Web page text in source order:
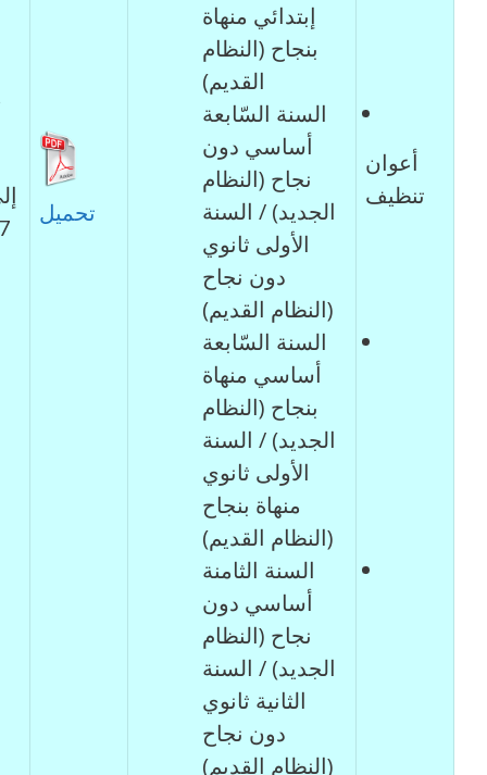
أعوان
تنظيف
إبتدائي منهاة
بنجاح (النظام
القديم)
السنة السّابعة
أساسي دون
نجاح (النظام
الجديد) / السنة
الأولى ثانوي
دون نجاح
(النظام القديم)
السنة السّابعة
أساسي منهاة
بنجاح (النظام
الجديد) / السنة
الأولى ثانوي
منهاة بنجاح
(النظام القديم)
السنة الثامنة
أساسي دون
نجاح (النظام
الجديد) / السنة
الثانية ثانوي
دون نجاح
(النظام القديم)
تحميل